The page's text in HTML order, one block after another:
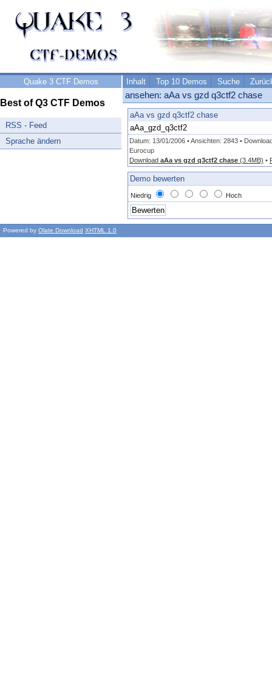
Quake 3 CTF Demos
Best of Q3 CTF Demos
RSS - Feed
Sprache ändern
Inhalt Top 10 Demos Suche
ansehen: aAa vs gzd q3ctf2 chase
aAa vs gzd q3ctf2 chase
aAa_gzd_q3ctf2
Datum: 13/01/2006 • Ansichten: 2843 •
Eurocup
Download aAa vs gzd q3ctf2 chase (3.4MB) •
Demo bewerten
Niedrig Hoch
Powered by Olate Download XHTML 1.0